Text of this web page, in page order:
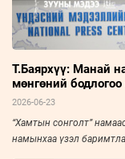
Т.Баярхүү: Манай
мөнгөний
2026-06-23
“Хамтын сонголт”
намынхаа үзэл баримтла